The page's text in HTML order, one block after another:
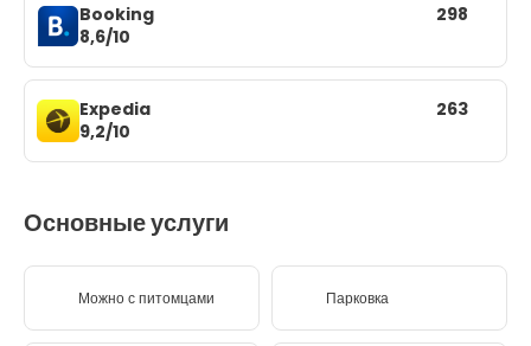
Booking
8,6/10
298
Expedia
9,2/10
263
Основные услуги
Можно с питомцами Парковка